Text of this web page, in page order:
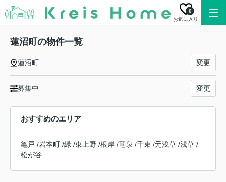
お気に入り
0
蓮沼町の物件一覧
蓮沼町 変更
募集中 変更
おすすめのエリア
亀戸 /岩本町 /緑 /東上野 /根岸 /竜泉 /千束 /元浅草 /浅草 /
松が谷